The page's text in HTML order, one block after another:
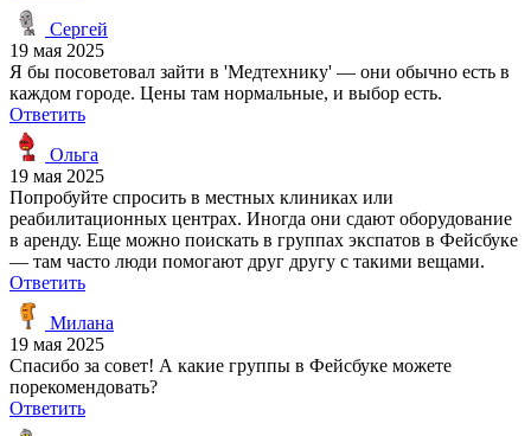
Сергей
19 мая 2025
Я бы посоветовал зайти в 'Медтехнику' — они обычно есть в
каждом городе. Цены там нормальные, и выбор есть.
Ответить
Ольга
19 мая 2025
Попробуйте спросить в местных клиниках или
реабилитационных центрах. Иногда они сдают оборудование
в аренду. Еще можно поискать в группах экспатов в Фейсбуке
— там часто люди помогают друг другу с такими вещами.
Ответить
Милана
19 мая 2025
Спасибо за совет! А какие группы в Фейсбуке можете
порекомендовать?
Ответить